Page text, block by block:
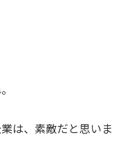
は、素敵だと思いま